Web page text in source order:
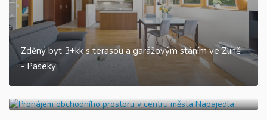
Zděný byt 3+kk s terasou a garážovým stáním ve Zlíně
- Paseky
Pronájem obchodního prostoru v centru města
Rodinný penzion PUMPION Valtice - ubytování v srdci